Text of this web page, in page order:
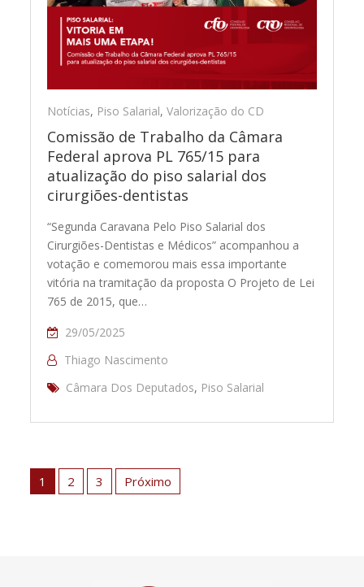
Notícias, Piso Salarial,Valorização do CD
Comissão de Trabalho da Câmara
Federal aprova PL 765/15 para
atualização do piso salarial dos
cirurgiões-dentistas
“Segunda Caravana Pelo Piso Salarial dos
Cirurgiões-Dentistas e Médicos” acompanhou a
votação e comemorou mais essa importante
vitória na tramitação da proposta O Projeto de Lei
765 de 2015, que…
29/05/2025
Thiago Nascimento
Câmara Dos Deputados, Piso Salarial
Paginação
de1 2 3 Próximo